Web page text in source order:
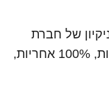
של חברת
הפרופסור לניקיון השירות היחיד והיעיל ביותר שיבטיח לכם תוצאות ניקוי מושלמות, 100% אחריות,